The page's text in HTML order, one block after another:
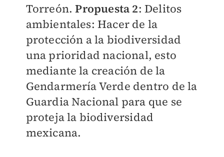
Torreón.Propuesta 2: Delitos
ambientales: Hacer de la
protección a la biodiversidad
una prioridad nacional, esto
mediante la creación de la
Gendarmería Verde dentro de la
Guardia Nacional para que se
proteja la biodiversidad
mexicana.